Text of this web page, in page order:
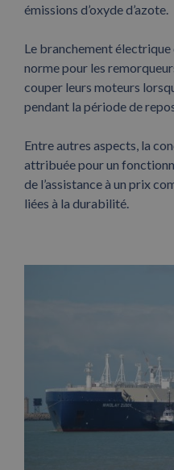
émissions d’oxyde d’azote.
Le branchement
norme pour les
couper leurs moteurs
pendant la période de
Entre autres aspects, la
attribuée pour un
de l’assistance à un prix
liées à la durabilité.